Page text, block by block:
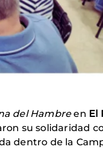
del Hambreen El
su solidaridad
dentro de la